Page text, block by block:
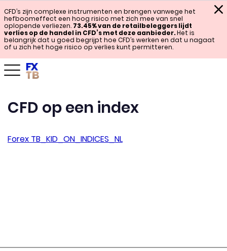
CFD op een index
Forex TB_KID_ON_INDICES_NL
CFD’s zijn complexe instrumenten en brengen vanwege het
hefboomeffect een hoog risico met zich mee van snel
oplopende verliezen. 73.45% van de retailbeleggers lijdt
verlies op de handel in CFD’s met deze aanbieder.Het is
belangrijk dat u goed begrijpt hoe CFD’s werken en dat u nagaat
of u zich het hoge risico op verlies kunt permitteren.